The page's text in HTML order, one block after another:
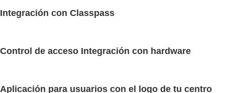
Integración con Classpass
Control de acceso Integración con hardware
Aplicación para usuarios con el logo de tu centro